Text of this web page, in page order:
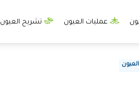
عمليات العيون تشريح العيون